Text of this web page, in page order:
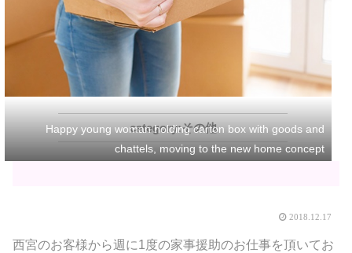
その他
Happy young woman holding carton box with goods and
chattels, moving to the new home concept
2018.12.17
西宮のお客様から週に1度の家事援助のお仕事を頂いてお